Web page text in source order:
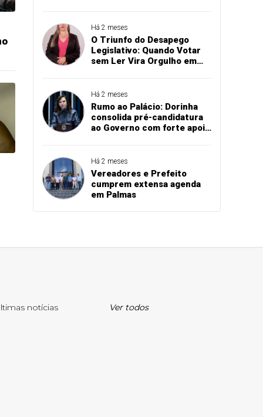
Há 2 meses
O Triunfo do Desapego
Legislativo: Quando Votar
sem Ler Vira Orgulho em
Há 2 meses
Rumo ao Palácio: Dorinha
consolida pré-candidatura
ao Governo com forte apoio
Há 2 meses
Vereadores e Prefeito
cumprem extensa agenda
em Palmas
notícias Ver todos